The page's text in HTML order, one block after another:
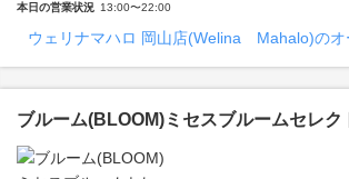
本日の営業状況 13:00〜22:00
ウェリナマハロ 岡山店(Welina Mahalo)のオ
ブルーム(BLOOM)ミセスブルームセレク